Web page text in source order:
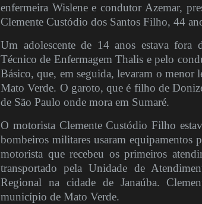
enfermeira Wislene e condutor Azemar,
Clemente Custódio dos Santos Filho, 44
Um adolescente de 14 anos estava fora
Técnico de Enfermagem Thalis e pelo
Básico, que, em seguida, levaram o menor
Mato Verde. O garoto, que é filho de
de São Paulo onde mora em Sumaré.
O motorista Clemente Custódio Filho
bombeiros militares usaram equipamentos
motorista que recebeu os primeiros
transportado pela Unidade de
Regional na cidade de Janaúba.
município de Mato Verde.